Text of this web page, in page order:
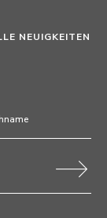
NEUIGKEITEN